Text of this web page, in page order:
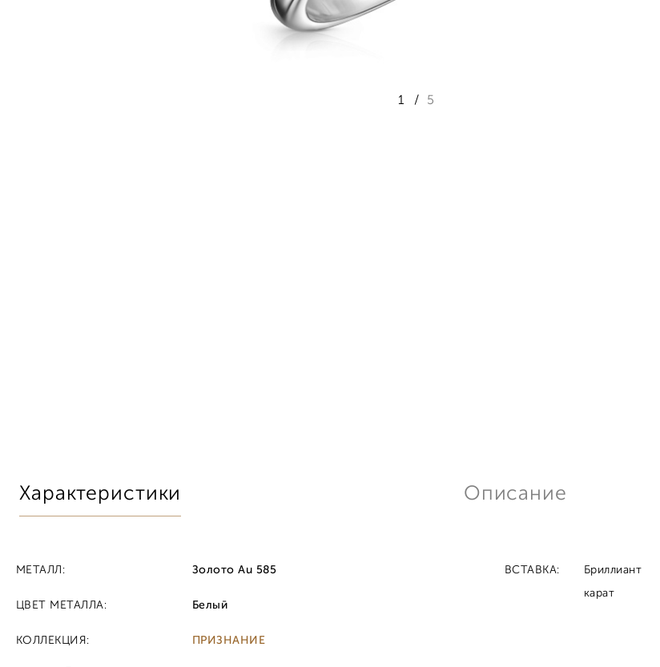
1 / 5
Характеристики Описание
МЕТАЛЛ: Золото Au 585
ЦВЕТ МЕТАЛЛА: Белый
КОЛЛЕКЦИЯ: ПРИЗНАНИЕ
ВСТАВКА: Бриллиант
карат